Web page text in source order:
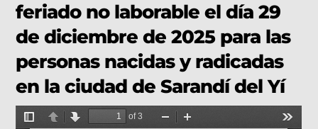
feriado no laborable el día 29
de diciembre de 2025 para las
personas nacidas y radicadas
en la ciudad de Sarandí del Yí